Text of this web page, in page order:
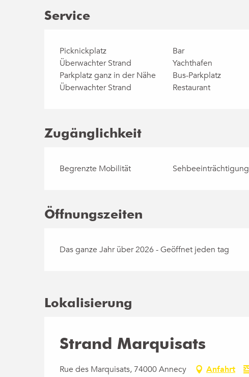
Service
Picknickplatz Bar
Überwachter Strand
Yachthafen
Parkplatz ganz in der Nähe
Bus-Parkplatz
Überwachter Strand
Restaurant
Zugänglichkeit
Begrenzte Mobilität Sehbeeinträchtigung
Öffnungszeiten
Das ganze Jahr über 2026 - Geöffnet jeden tag
Lokalisierung
Strand Marquisats
Rue des Marquisats, 74000 Annecy Anfahrt